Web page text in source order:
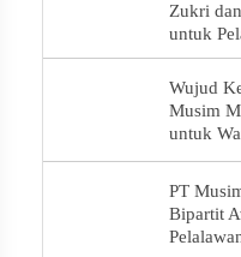
Zukri
untuk
Wujud
Musim
untuk
PT
Bipartit